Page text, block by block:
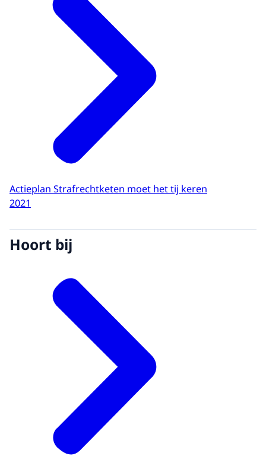
Actieplan Strafrechtketen moet het tij keren
2021
Hoort bij